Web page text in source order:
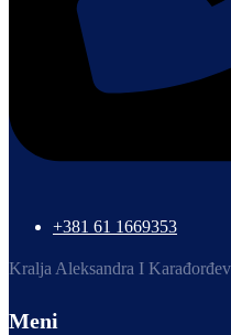
+381 61 1669353
Kralja Aleksandra I
Meni